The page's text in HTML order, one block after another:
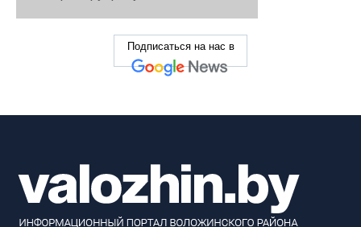
Подписаться на нас в